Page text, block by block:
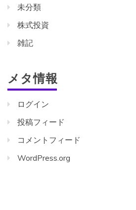
未分類
株式投資
雑記
メタ情報
ログイン
投稿フィード
コメントフィード
WordPress.org